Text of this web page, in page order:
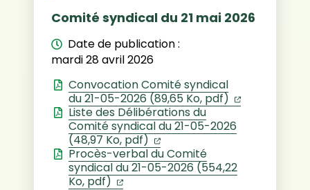
Comité syndical du 21 mai 2026
Date de publication :
mardi 28 avril 2026
Convocation Comité syndical
du 21-05-2026 (89,65 Ko, pdf)
(ouverture
Liste des Délibérations du
Comité syndical du 21-05-2026
(48,97 Ko, pdf)
(ouverture dans un nouvel
Procès-verbal du Comité
syndical du 21-05-2026 (554,22
Ko, pdf)
(ouverture dans un nouvel onglet)